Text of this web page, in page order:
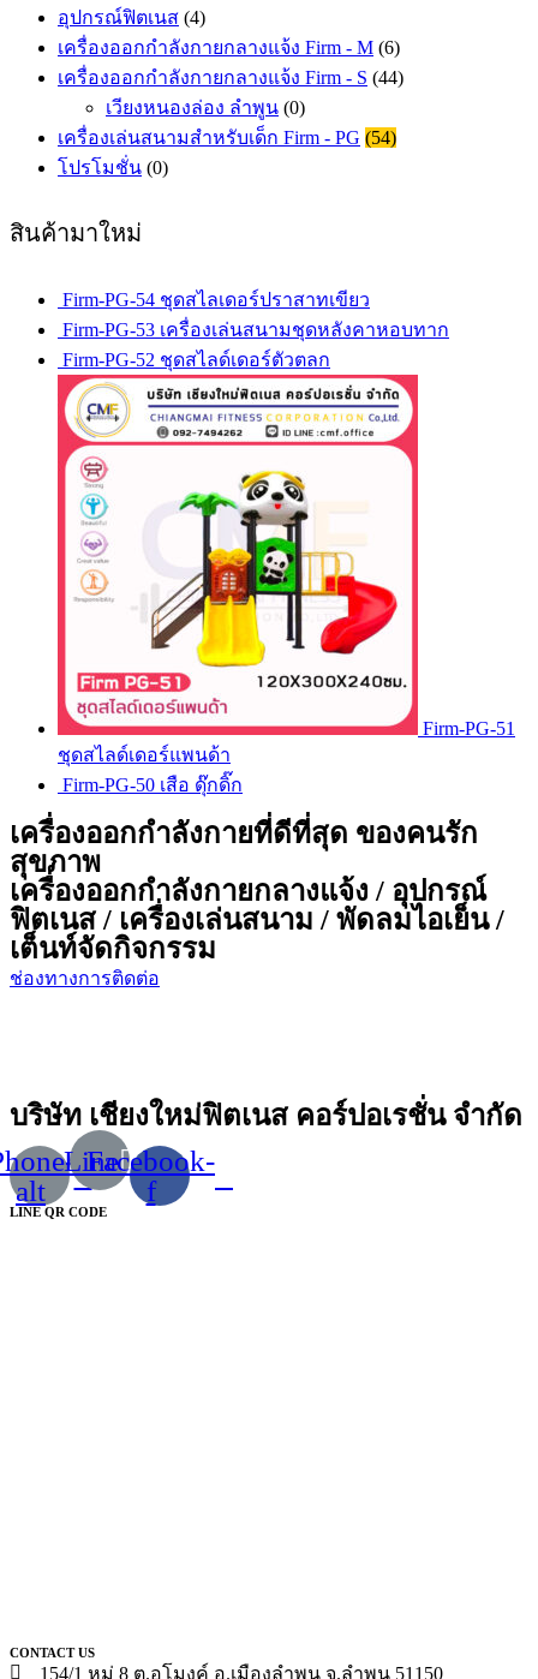
อุปกรณ์ฟิตเนส (4)
เครื่องออกกำลังกายกลางแจ้ง Firm - M (6)
เครื่องออกกำลังกายกลางแจ้ง Firm - S (44)
เวียงหนองล่อง ลำพูน (0)
เครื่องเล่นสนามสำหรับเด็ก Firm - PG (54)
โปรโมชั่น (0)
สินค้ามาใหม่
Firm-PG-54 ชุดสไลเดอร์ปราสาทเขียว
Firm-PG-53 เครื่องเล่นสนามชุดหลังคาหอบทาก
Firm-PG-52 ชุดสไลด์เดอร์ตัวตลก
Firm-PG-51
ชุดสไลด์เดอร์แพนด้า
Firm-PG-50 เสือ ดุ๊กดิ๊ก
เครื่องออกกำลังกายที่ดีที่สุด ของคนรัก
สุขภาพ
เครื่องออกกำลังกายกลางแจ้ง / อุปกรณ์
ฟิตเนส / เครื่องเล่นสนาม / พัดลมไอเย็น /
เต็นท์จัดกิจกรรม
ช่องทางการติดต่อ
บริษัท เชียงใหม่ฟิตเนส คอร์ปอเรชั่น จำกัด
alt
Line
Facebook-
f
LINE QR CODE
CONTACT US
154/1 หมู่ 8 ต.อุโมงค์ อ.เมืองลำพูน จ.ลำพูน 51150